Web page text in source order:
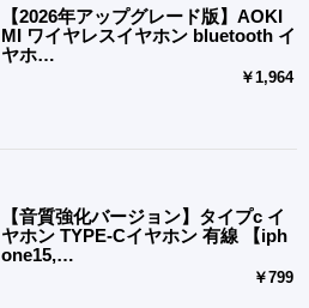
【2026年アップグレード版】AOKI
MI ワイヤレスイヤホン bluetooth イ
ヤホ…
￥1,964
【音質強化バージョン】タイプc イ
ヤホン TYPE-Cイヤホン 有線 【iph
one15,…
￥799